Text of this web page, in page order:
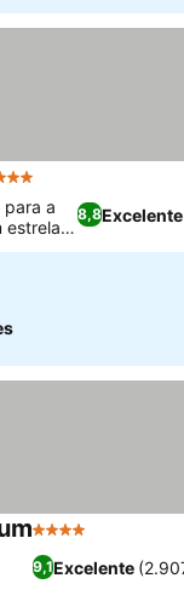
8,8Excelente
a
estrela
4 Estrelas
9,1Excelente